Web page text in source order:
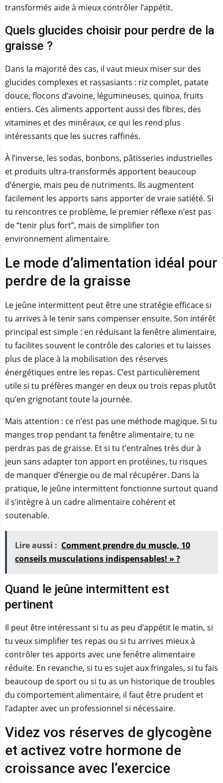
transformés aide à mieux contrôler l’appétit.
Quels glucides choisir pour perdre de la
graisse ?
Dans la majorité des cas, il vaut mieux miser sur des
glucides complexes et rassasiants : riz complet, patate
douce, flocons d’avoine, légumineuses, quinoa, fruits
entiers. Ces aliments apportent aussi des fibres, des
vitamines et des minéraux, ce qui les rend plus
intéressants que les sucres raffinés.
À l’inverse, les sodas, bonbons, pâtisseries industrielles
et produits ultra-transformés apportent beaucoup
d’énergie, mais peu de nutriments. Ils augmentent
facilement les apports sans apporter de vraie satiété. Si
tu rencontres ce problème, le premier réflexe n’est pas
de “tenir plus fort”, mais de simplifier ton
environnement alimentaire.
Le mode d’alimentation idéal pour
perdre de la graisse
Le jeûne intermittent peut être une stratégie efficace si
tu arrives à le tenir sans compenser ensuite. Son intérêt
principal est simple : en réduisant la fenêtre alimentaire,
tu facilites souvent le contrôle des calories et tu laisses
plus de place à la mobilisation des réserves
énergétiques entre les repas. C’est particulièrement
utile si tu préfères manger en deux ou trois repas plutôt
qu’en grignotant toute la journée.
Mais attention : ce n’est pas une méthode magique. Si tu
manges trop pendant ta fenêtre alimentaire, tu ne
perdras pas de graisse. Et si tu t’entraînes très dur à
jeun sans adapter ton apport en protéines, tu risques
de manquer d’énergie ou de mal récupérer. Dans la
pratique, le jeûne intermittent fonctionne surtout quand
il s’intègre à un cadre alimentaire cohérent et
soutenable.
Lire aussi : Comment prendre du muscle, 10
conseils musculations indispensables! » ?
Quand le jeûne intermittent est
pertinent
Il peut être intéressant si tu as peu d’appétit le matin, si
tu veux simplifier tes repas ou si tu arrives mieux à
contrôler tes apports avec une fenêtre alimentaire
réduite. En revanche, si tu es sujet aux fringales, si tu fais
beaucoup de sport ou si tu as un historique de troubles
du comportement alimentaire, il faut être prudent et
l’adapter avec un professionnel si nécessaire.
Videz vos réserves de glycogène
et activez votre hormone de
croissance avec l’exercice